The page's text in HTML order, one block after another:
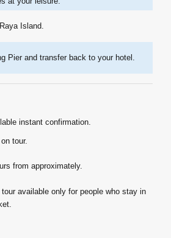
Island.
Pier and transfer back to your hotel.
instant confirmation.
tour.
from approximately.
available only for people who stay in